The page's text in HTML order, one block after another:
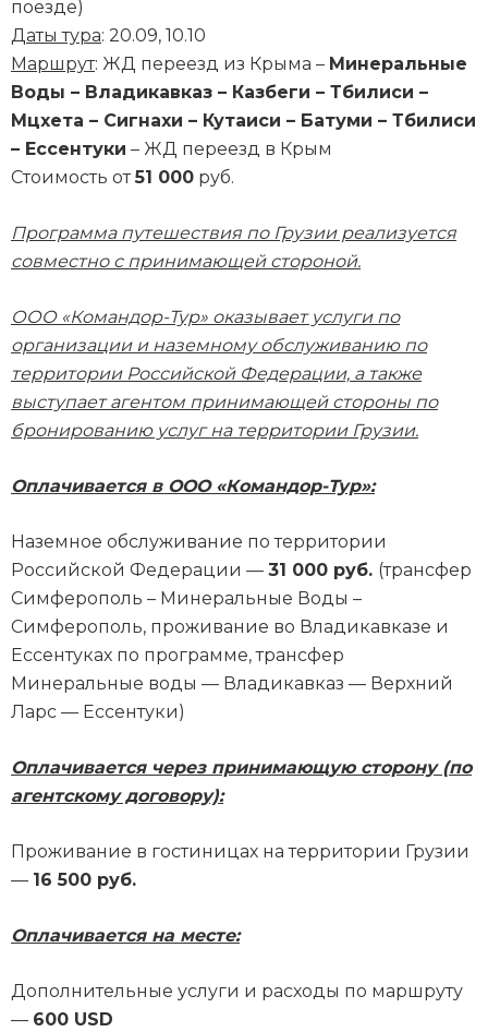
поезде)
Даты тура: 20.09, 10.10
Маршрут: ЖД переезд из Крыма – Минеральные
Воды – Владикавказ – Казбеги – Тбилиси –
Мцхета – Сигнахи – Кутаиси – Батуми – Тбилиси
– Ессентуки – ЖД переезд в Крым
Стоимость от51 000 руб.
Программа путешествия по Грузии реализуется
совместно с принимающей стороной.
ООО «Командор-Тур» оказывает услуги по
организации и наземному обслуживанию по
территории Российской Федерации, а также
выступает агентом принимающей стороны по
бронированию услуг на территории Грузии.
Оплачивается в ООО «Командор-Тур»:
Наземное обслуживание по территории
Российской Федерации — 31 000 руб. (трансфер
Симферополь – Минеральные Воды –
Симферополь, проживание во Владикавказе и
Ессентуках по программе, трансфер
Минеральные воды — Владикавказ — Верхний
Ларс — Ессентуки)
Оплачивается через принимающую сторону (по
агентскому договору):
Проживание в гостиницах на территории Грузии
— 16 500 руб.
Оплачивается на месте:
Дополнительные услуги и расходы по маршруту
— 600 USD